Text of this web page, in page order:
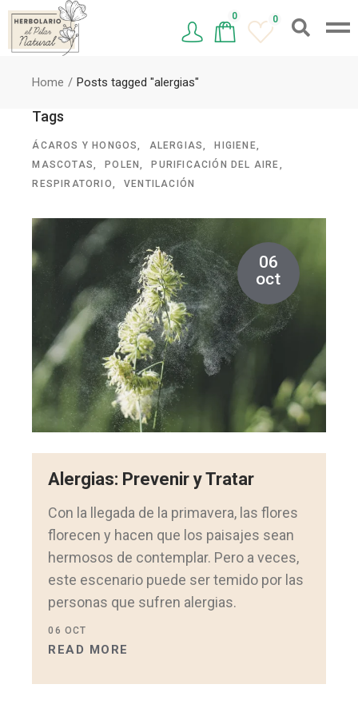
0 0
Home Posts tagged "alergias"
Tags
ÁCAROS Y HONGOS ALERGIAS
HIGIENE
MASCOTAS
POLEN
PURIFICACIÓN DEL AIRE
RESPIRATORIO
VENTILACIÓN
06
oct
Alergias: Prevenir y Tratar
Con la llegada de la primavera, las flores
florecen y hacen que los paisajes sean
hermosos de contemplar. Pero a veces,
este escenario puede ser temido por las
personas que sufren alergias.
READ MORE
06 OCT